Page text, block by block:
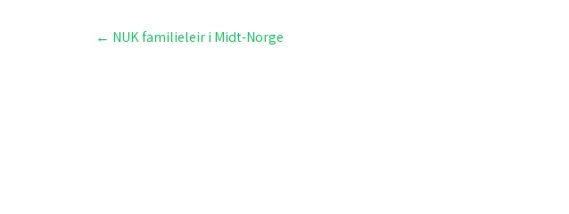
Post
navigation
← NUK familieleir i Midt-Norge